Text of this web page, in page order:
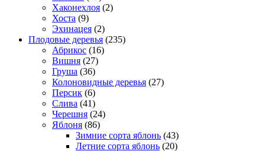
Хаконехлоя (2)
Хоста (9)
Эхинацея (2)
Плодовые деревья (235)
Абрикос (16)
Вишня (27)
Груша (36)
Колоновидные деревья (27)
Персик (6)
Слива (41)
Черешня (24)
Яблоня (86)
Зимние сорта яблонь (43)
Летние сорта яблонь (20)